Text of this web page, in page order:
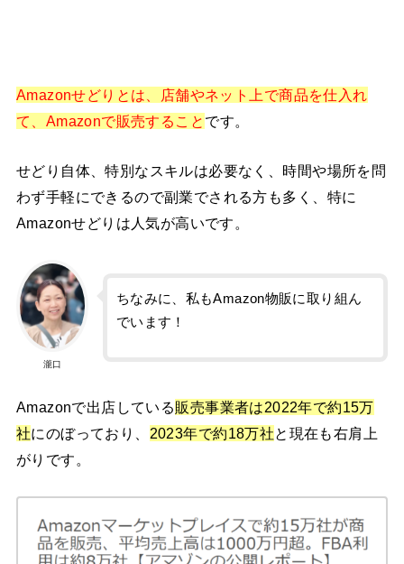
Amazonせどりとは、店舗やネット上で商品を仕入れ
て、Amazonで販売すること です。
せどり自体、特別なスキルは必要なく、時間や場所を問
わず手軽にできるので副業でされる方も多く、特に
Amazonせどりは人気が高いです。
瀧口
ちなみに、私もAmazon物販に取り組ん
でいます！
Amazonで出店している販売事業者は2022年で約15万
社にのぼっており、 2023年で約18万社と現在も右肩上
がりです。